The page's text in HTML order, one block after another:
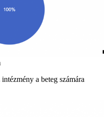
a beteg számára